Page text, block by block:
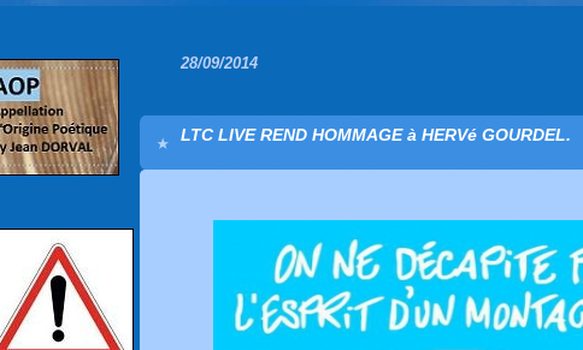
28/09/2014
LTC LIVE REND HOMMAGE à HERVé GOURDEL.